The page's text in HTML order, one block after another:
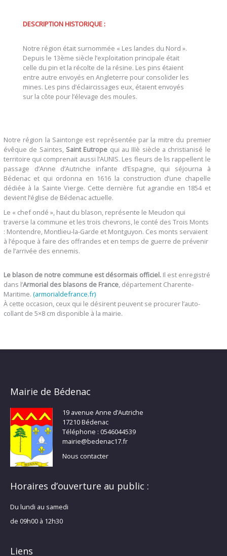
DESCRIPTION HISTORIQUE :
Notre région était surnommée « Les landes du Nord ».
Depuis le 13ème siècle l’exploitation principale était
celle du pin et la récolte de la résine. Les pins étaient
entre autre envoyés en Angleterre pour consolider les
mines. Les pins d’éclaircissages eux, étaient envoyés
sur la côte pour l’élevage des moules.
Notre région la Saintonge est représentée par la mitre du premier
évêque de Saintes, Saint Eutrope qui au IIIè siècle a christianisé le
territoire qui comprenait aussi l’AUNIS. Les fleurs de lis rappellent le
passage d’Anne d’Autriche infante d’Espagne, qui séjourna à
Bédenac et qui ordonna en 1616 la construction d’une chapelle
dédiée à la Sainte Vierge. Cette dernière fut agrandie en 1854 et
devient l’église de Bédenac actuelle.
Le « chef ondé », haut du blason, représente le Meudon qui
traverse la commune et les trois chevrons, le conté des Trois Monts
: Montendre, Montlieu-la-Garde et Montguyon. Ces monts servaient
à l’époque à faire des offrandes et en temps de guerre de prévenir
de l’arrivée des ennemis.
Le blason de notre commune est désormais officiel.Il est enregistré
dans l’Armorial des blasons de France, département Charente-
Maritime. (armorialdefrance.fr)
À cette occasion, ceux qui le désirent peuvent se procurer l’auto-
collant de 5×8 cm disponible à la mairie.
Mairie de Bédenac
19 avenue Anne d’Autriche
17210 Bédenac
Téléphone : 0546044539
mairie@bedenac17.fr
Nous contacter
Horaires d’ouverture au public :
Du lundi au samedi
de 09h00 à 12h30
Liens